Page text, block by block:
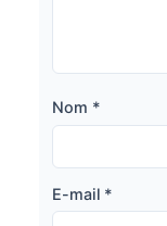
Nom *
E-mail *